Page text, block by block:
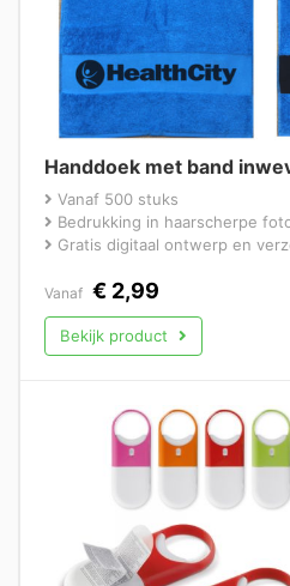
Handdoek met band
Vanaf 500 stuks
Bedrukking in haarscherpe
Gratis digitaal ontwerp en
Vanaf € 2,99
Bekijk product